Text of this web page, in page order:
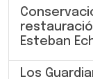
Esteban
Los